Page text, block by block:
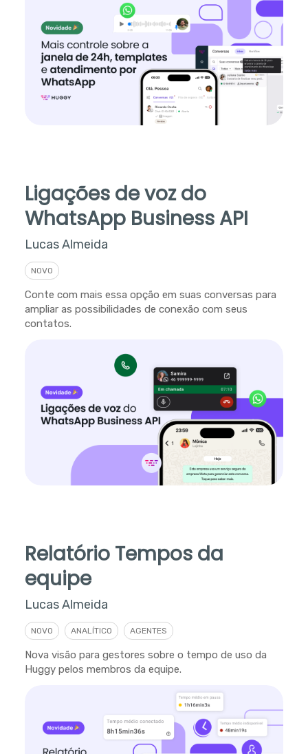
Ligações de voz do
WhatsApp Business API
Lucas Almeida
NOVO
Conte com mais essa opção em suas conversas para
ampliar as possibilidades de conexão com seus
contatos.
Relatório Tempos da
equipe
Lucas Almeida
NOVO ANALÍTICO AGENTES
Nova visão para gestores sobre o tempo de uso da
Huggy pelos membros da equipe.